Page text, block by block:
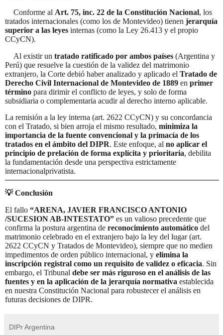
Conforme al Art. 75, inc. 22 de la Constitución Nacional, los
tratados internacionales (como los de Montevideo) tienen jerarquía
superior a las leyes internas (como la Ley 26.413 y el propio
CCyCN).
Al existir un tratado ratificado por ambos países (Argentina y
Perú) que resuelve la cuestión de la validez del matrimonio
extranjero, la Corte debió haber analizado y aplicado el Tratado de
Derecho Civil Internacional de Montevideo de 1889 en primer
término para dirimir el conflicto de leyes, y solo de forma
subsidiaria o complementaria acudir al derecho interno aplicable.
La remisión a la ley interna (art. 2622 CCyCN) y su concordancia
con el Tratado, si bien arroja el mismo resultado, minimiza la
importancia de la fuente convencional y la primacía de los
tratados en el ámbito del DIPR. Este enfoque, al no aplicar el
principio de prelación de forma explícita y prioritaria, debilita
la fundamentación desde una perspectiva estrictamente
internacionalprivatista.
💡Conclusión
El fallo “ARENA, JAVIER FRANCISCO ANTONIO
/SUCESION AB-INTESTATO” es un valioso precedente que
confirma la postura argentina de reconocimiento automático del
matrimonio celebrado en el extranjero bajo la ley del lugar (art.
2622 CCyCN y Tratados de Montevideo), siempre que no medien
impedimentos de orden público internacional, y elimina la
inscripción registral como un requisito de validez o eficacia. Sin
embargo, el Tribunal debe ser más riguroso en el análisis de las
fuentes y en la aplicación de la jerarquía normativa establecida
en nuestra Constitución Nacional para robustecer el análisis en
futuras decisiones de DIPR.
DIPr Argentina